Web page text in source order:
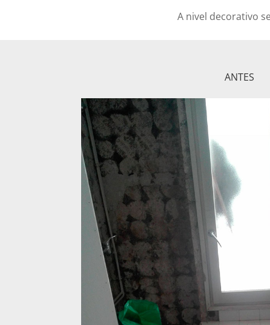
A nivel decorativo
ANTES